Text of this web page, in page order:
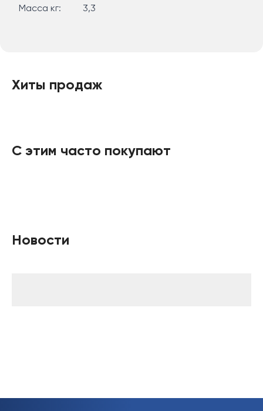
Масса кг: 3,3
Хиты продаж
С этим часто покупают
Новости